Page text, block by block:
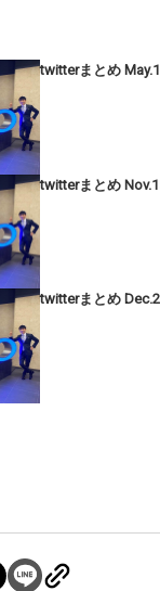
twitterまとめ
twitterまとめ
twitterまとめ